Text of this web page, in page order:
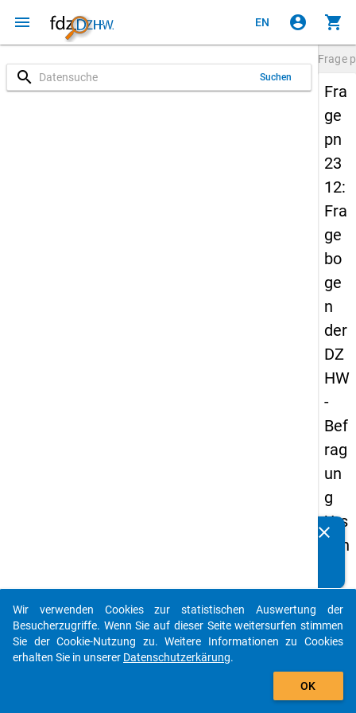
menu EN account_circle shopping_cart
search Suchen
Frage
Fra
ge
pn
23
12:
Fra
ge
bo
ge
n
der
DZ
HW
-
Bef
rag
un
g
Urs
ach
der
Stu
die
clear
auto_stories
add_shopping_cart
Wir verwenden Cookies zur statistischen Auswertung der
Besucherzugriffe. Wenn Sie auf dieser Seite weitersurfen stimmen
Sie der Cookie-Nutzung zu. Weitere Informationen zu Cookies
erhalten Sie in unserer Datenschutzerkärung.
OK